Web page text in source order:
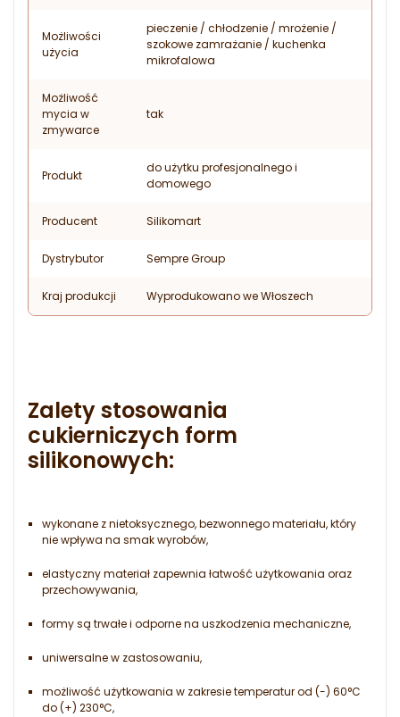
Możliwości
użycia
pieczenie / chłodzenie / mrożenie /
szokowe zamrażanie / kuchenka
mikrofalowa
Możliwość
mycia w
zmywarce
tak
Produkt
do użytku profesjonalnego i
domowego
Producent Silikomart
Dystrybutor Sempre Group
Kraj produkcji Wyprodukowano we Włoszech
Zalety stosowania
cukierniczych form
silikonowych:
wykonane z nietoksycznego, bezwonnego materiału, który
nie wpływa na smak wyrobów,
elastyczny materiał zapewnia łatwość użytkowania oraz
przechowywania,
formy są trwałe i odporne na uszkodzenia mechaniczne,
uniwersalne w zastosowaniu,
możliwość użytkowania w zakresie temperatur od (-) 60°C
do (+) 230°C,